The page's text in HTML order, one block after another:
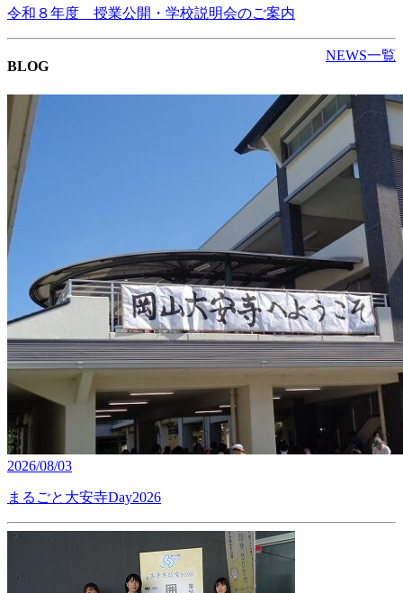
令和８年度 授業公開・学校説明会のご案内
NEWS一覧
BLOG
2026/08/03
まるごと大安寺Day2026